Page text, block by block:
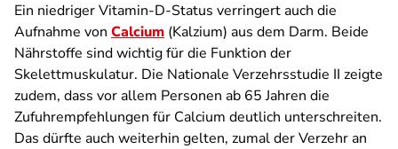
Ein niedriger Vitamin-D-Status verringert auch die
Aufnahme von Calcium (Kalzium) aus dem Darm. Beide
Nährstoffe sind wichtig für die Funktion der
Skelettmuskulatur. Die Nationale Verzehrsstudie II zeigte
zudem, dass vor allem Personen ab 65 Jahren die
Zufuhrempfehlungen für Calcium deutlich unterschreiten.
Das dürfte auch weiterhin gelten, zumal der Verzehr an